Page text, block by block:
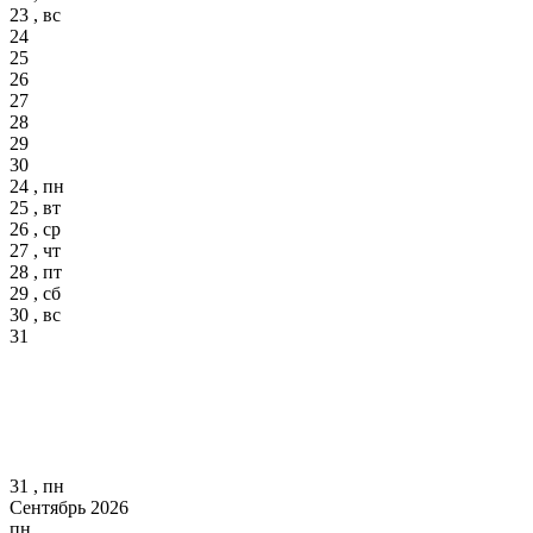
23 , вс
24
25
26
27
28
29
30
24 , пн
25 , вт
26 , ср
27 , чт
28 , пт
29 , сб
30 , вс
31
31 , пн
Сентябрь 2026
пн